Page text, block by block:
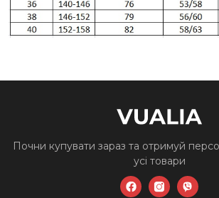
Почни купувати зараз та отримуй
усі товари